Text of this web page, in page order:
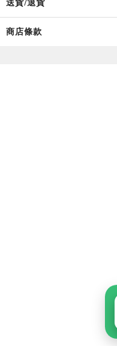
送貨/退貨
商店條款